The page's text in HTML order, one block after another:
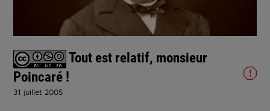
la
vidéo
Tout est relatif, monsieur
Poincaré !
31 juillet 2005